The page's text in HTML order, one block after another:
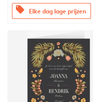
offers Elke dag lage prijzen